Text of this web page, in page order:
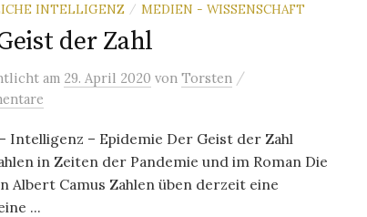
INTELLIGENZ / MEDIEN - WISSENSCHAFT
der Zahl
am 29. April 2020 von Torsten /
Intelligenz – Epidemie Der Geist der Zahl
in Zeiten der Pandemie und im Roman Die
Albert Camus Zahlen üben derzeit eine
...